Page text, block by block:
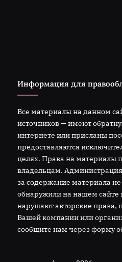
Информация для
Все материалы на данном
источников — имеют
интернете или присланы
предоставляются
целях. Права на материалы
владельцам. Администрация
за содержание материала
обнаружили на нашем сайте
нарушают авторские
Вашей компании или
сообщите нам через форму